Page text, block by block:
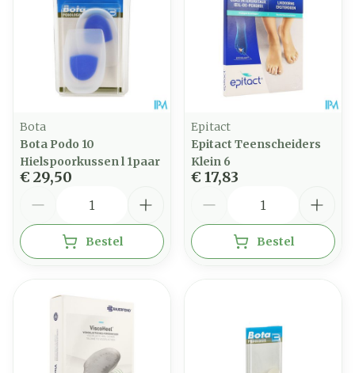
Bota
Bota Podo 10
Hielspoorkussen l 1paar
€ 29,50
Bestel
Epitact
Epitact Teenscheiders
Klein 6
€ 17,83
Bestel